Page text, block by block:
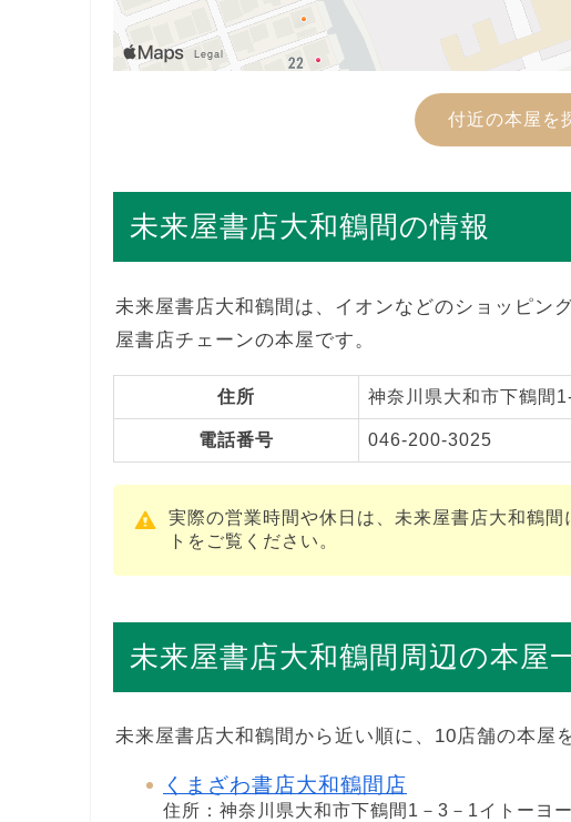
付近の本屋を
未来屋書店大和鶴間の情報
未来屋書店大和鶴間は、イオンなどのショッピン
屋書店チェーンの本屋です。
住所 神奈川県大和市下鶴間
電話番号 046-200-3025
実際の営業時間や休日は、未来屋書店大和鶴
トをご覧ください。
未来屋書店大和鶴間周辺の本屋
未来屋書店大和鶴間から近い順に、10店舗の本屋
くまざわ書店大和鶴間店
住所：神奈川県大和市下鶴間1－3－1イトーヨ